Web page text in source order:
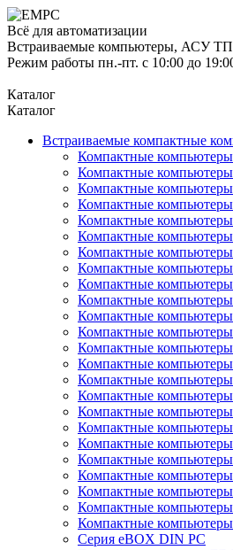
Всё для автоматизации
Встраиваемые компьютеры, АСУ
Режим работы пн.-пт. с 10:00 до
Каталог
Каталог
Встраиваемые компактные
Компактные
Компактные
Компактные
Компактные
Компактные
Компактные компьютеры
Компактные
Компактные
Компактные
Компактные
Компактные
Компактные
Компактные
Компактные
Компактные
Компактные
Компактные
Компактные
Компактные
Компактные компьютеры
Компактные
Компактные
Компактные
Компактные
Серия eBOX DIN PC